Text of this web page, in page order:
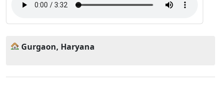
Gurgaon, Haryana